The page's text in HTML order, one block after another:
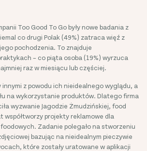
Too Good To Go były nowe badania z
co drugi Polak (49%) zatraca więź z
pochodzenia. To znajduje
– co piąta osoba (19%) wyrzuca
raz w miesiącu lub częściej.
innymi z powodu ich nieidealnego wyglądu, a
na wykorzystanie produktów. Dlatego firma
wyzwanie Jagodzie Żmudzińskiej, food
projekty reklamowe dla
Zadanie polegało na stworzeniu
bazując na nieidealnym pieczywie
które zostały uratowane w aplikacji